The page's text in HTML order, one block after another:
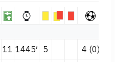
11 1445′ 5 4 (0)